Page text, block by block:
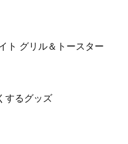
ト グリル＆トースター
するグッズ